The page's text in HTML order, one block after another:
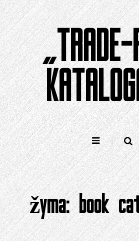
Pereiti
prie
turinio
„TRADE-
žyma:book